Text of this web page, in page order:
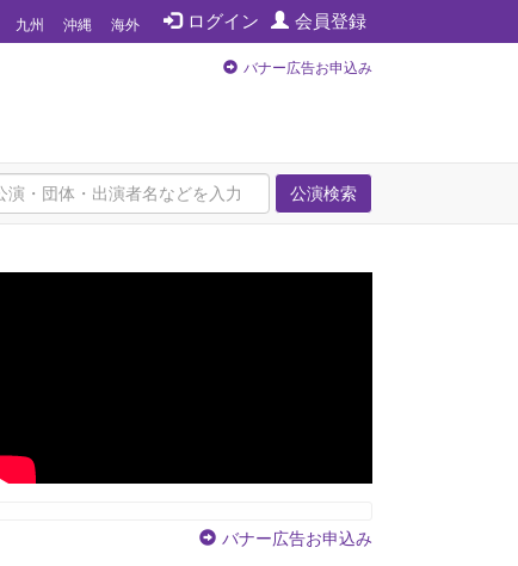
ログイン 会員登録
九州 沖縄 海外
バナー広告お申込み
公演検索
バナー広告お申込み